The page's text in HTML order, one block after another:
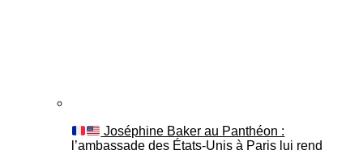
Joséphine Baker au Panthéon :
l’ambassade des États-Unis à Paris lui rend